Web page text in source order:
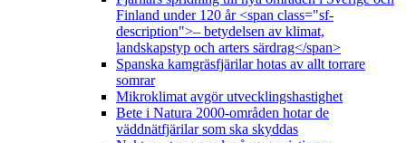
Finland under 120 år <span class="sf-
description">– betydelsen av klimat,
landskapstyp och arters särdrag</span>
Spanska kamgräsfjärilar hotas av allt torrare
somrar
Mikroklimat avgör utvecklingshastighet
Bete i Natura 2000-områden hotar de
väddnätfjärilar som ska skyddas